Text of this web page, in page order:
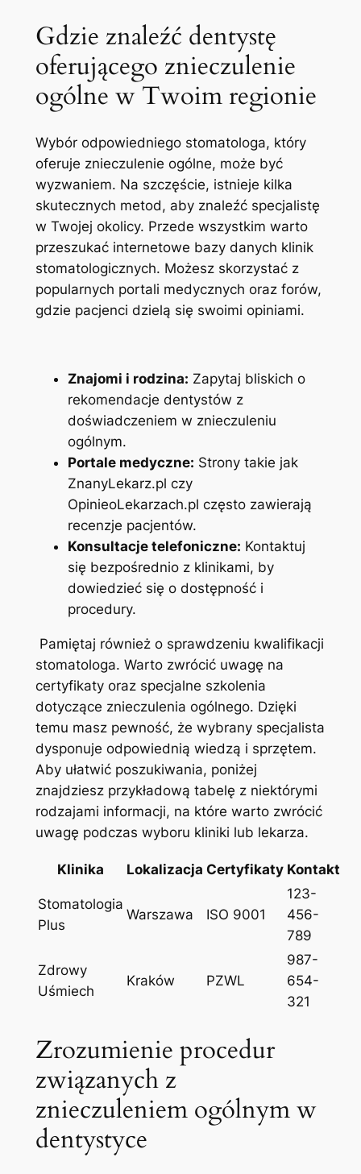
Gdzie znaleźć dentystę ​
oferującego⁣ znieczulenie
ogólne w Twoim regionie
Wybór odpowiedniego stomatologa, który‌
oferuje znieczulenie ogólne, może być
⁣wyzwaniem. Na szczęście, istnieje kilka
skutecznych metod, aby znaleźć specjalistę
w Twojej okolicy. Przede wszystkim‌ warto
przeszukać ⁤internetowe‍ bazy danych klinik
stomatologicznych. Możesz skorzystać z
⁢popularnych portali medycznych oraz forów,
gdzie ⁢pacjenci dzielą się swoimi ‌opiniami.
Znajomi i rodzina: Zapytaj bliskich o
rekomendacje dentystów‍ z
doświadczeniem w znieczuleniu
ogólnym.
Portale medyczne: Strony takie jak
ZnanyLekarz.pl czy
⁤OpinieoLekarzach.pl często zawierają
recenzje pacjentów.
Konsultacje telefoniczne: ⁤Kontaktuj
się‌ bezpośrednio z klinikami, by
dowiedzieć się o⁢ dostępność i⁤
procedury.
​ Pamiętaj również o sprawdzeniu kwalifikacji
stomatologa. Warto zwrócić uwagę na
certyfikaty oraz‌ specjalne szkolenia
dotyczące znieczulenia ogólnego. Dzięki
temu masz pewność, że wybrany specjalista
dysponuje odpowiednią wiedzą i sprzętem.
Aby ułatwić poszukiwania, poniżej
znajdziesz przykładową tabelę z niektórymi
rodzajami informacji, na które warto zwrócić
⁤uwagę podczas wyboru kliniki ​lub lekarza.
Klinika Lokalizacja Certyfikaty Kontakt
Stomatologia
Plus
Warszawa ISO 9001
123-
456-
789
Zdrowy
Uśmiech
Kraków PZWL
987-
654-
321
Zrozumienie procedur
związanych⁢ z
znieczuleniem ogólnym w
dentystyce